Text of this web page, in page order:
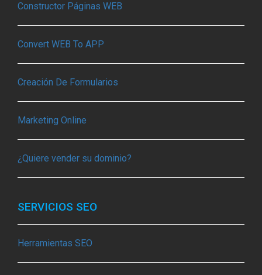
Constructor Páginas WEB
Convert WEB To APP
Creación De Formularios
Marketing Online
¿Quiere vender su dominio?
SERVICIOS SEO
Herramientas SEO